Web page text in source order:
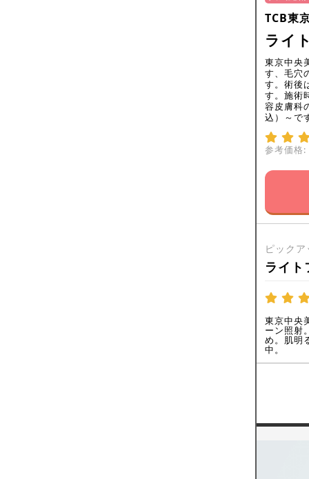
TCB東
ライ
東京中央
す、毛穴
す。術後
す。施術
容皮膚科
込）～で
参考価格:
ピック
ライト
東京中央
ーン照射
め。肌明
中。